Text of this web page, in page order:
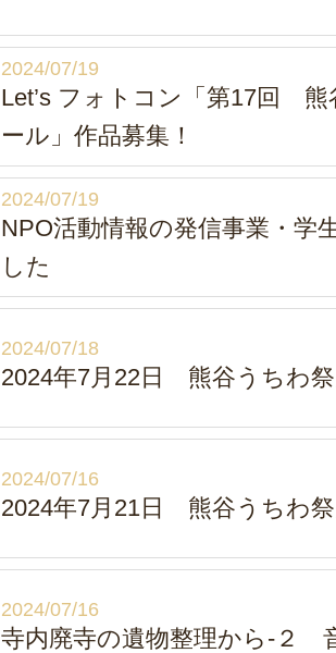
2024/07/19
Let’s フォトコン「第17回
ール」作品募集！
2024/07/19
NPO活動情報の発信事業・学
した
2024/07/18
2024年7月22日 熊谷うちわ
2024/07/16
2024年7月21日 熊谷うちわ
2024/07/16
寺内廃寺の遺物整理から-２